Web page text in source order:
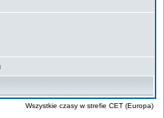
Wszystkie czasy w strefie CET (Europa)